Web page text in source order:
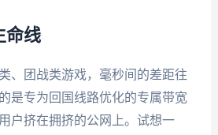
命线
、团战类游戏，毫秒间的差距往
是专为回国线路优化的专属带宽
户挤在拥挤的公网上。试想一